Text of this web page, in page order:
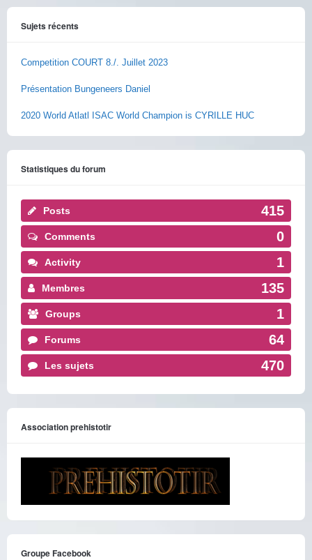
Sujets récents
Competition COURT 8./. Juillet 2023
Présentation Bungeneers Daniel
2020 World Atlatl ISAC World Champion is CYRILLE HUC
Statistiques du forum
Posts 415
Comments 0
Activity 1
Membres 135
Groups 1
Forums 64
Les sujets 470
Association prehistotir
Groupe Facebook